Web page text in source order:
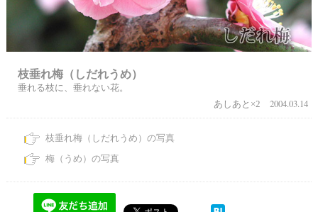
枝垂れ梅（しだれうめ）
垂れる枝に、垂れない花。
あしあと×2
2004.03.14
枝垂れ梅（しだれうめ）の写真
梅（うめ）の写真